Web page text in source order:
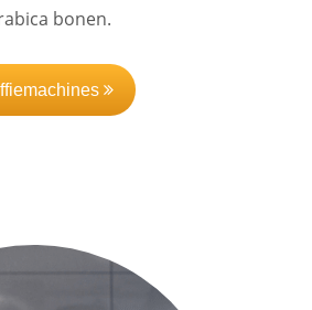
bonen.